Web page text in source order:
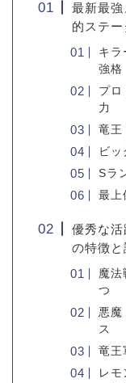
最新最
的ステ
キラ
強格
プロ
力
竜王
ビ
Sラ
最上
優秀な
の特徴と
魔法
つ
悪魔
ス
竜王
レ